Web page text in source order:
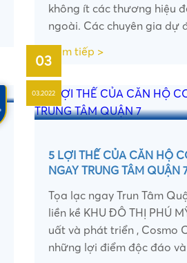
không ít các thương hiệu
ngoài. Các chuyên gia dự
Xem tiếp >
03
03.2022
5 LỢI THẾ CỦA CĂN HỘ
NGAY TRUNG TÂM QUẬN
Tọa lạc ngay Trun Tâm
liền kề KHU ĐÔ THỊ PHÚ
uất và phát triển , Cosmo
những lợi điểm độc đáo và